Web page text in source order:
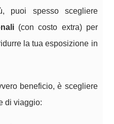
puoi spesso scegliere
(con costo extra) per
la tua esposizione in
beneficio, è scegliere
di viaggio: